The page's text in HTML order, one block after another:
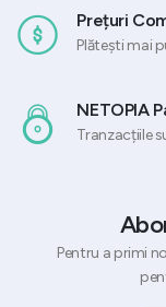
Prețuri
Plătești mai
NETOPIA
Tranzacțiile
Pentru a primi